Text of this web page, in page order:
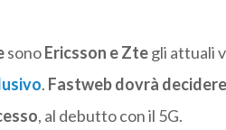
sonoEricsson e Ztegli attuali
. Fastweb dovrà
, al debutto con il 5G.